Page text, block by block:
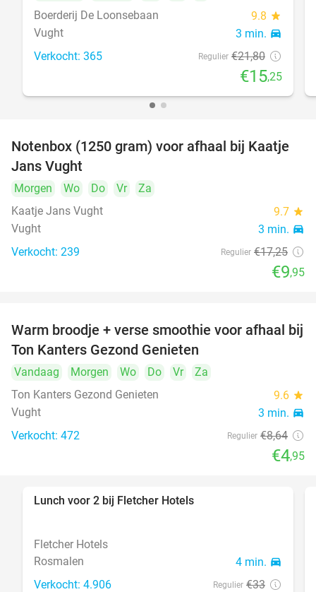
Boerderij De Loonsebaan
9.8 star
Vught 3 min. directions_car
Verkocht: 365 Regulier €21,80
€15,25
42%
Notenbox (1250 gram) voor afhaal bij Kaatje
Jans Vught
Morgen Wo Do Vr
Za
Kaatje Jans Vught
9.7 star
Vught 3 min. directions_car
Verkocht: 239 Regulier €17,25
€9,95
43%
Warm broodje + verse smoothie voor afhaal bij
Ton Kanters Gezond Genieten
Vandaag Morgen Wo Do Vr
Za
Ton Kanters Gezond Genieten
9.6 star
Vught 3 min. directions_car
Verkocht: 472 Regulier €8,64
€4,95
Lunch voor 2 bij Fletcher Hotels
Fletcher Hotels
Rosmalen
4 min. directions_car
Verkocht: 4.906 Regulier €33